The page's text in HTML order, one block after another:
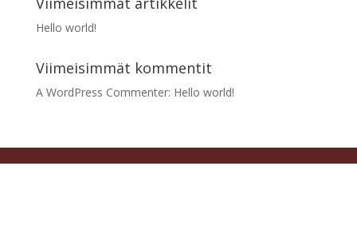
Hello world!
Viimeisimmät kommentit
A WordPress Commenter: Hello world!